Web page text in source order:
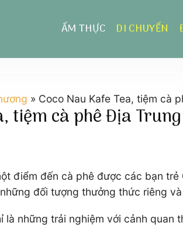
ẨM THỰC DI CHUYỂN
» Coco Nau Kafe Tea, tiệm cà
tiệm cà phê Địa
điểm đến cà phê được các bạn
đối tượng thưởng thức riêng
là những trải nghiệm với cảnh